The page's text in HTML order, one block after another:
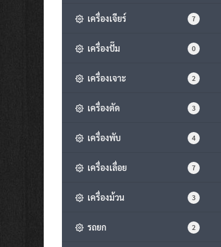
เครื่องเจียร์ 7
เครื่องปั๊ม 0
เครื่องเจาะ 2
เครื่องตัด 3
เครื่องพับ 4
เครื่องเลื่อย 7
เครื่องม้วน 3
รถยก 2